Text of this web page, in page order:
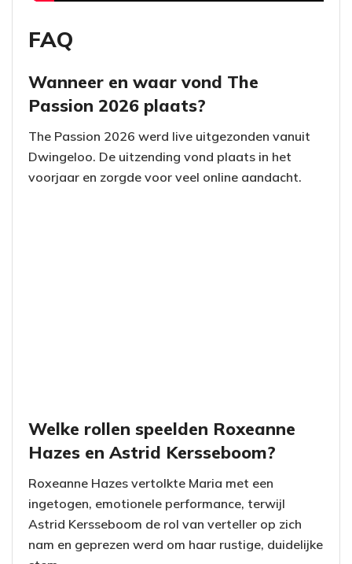
FAQ
Wanneer en waar vond The
Passion 2026 plaats?
The Passion 2026 werd live uitgezonden vanuit
Dwingeloo. De uitzending vond plaats in het
voorjaar en zorgde voor veel online aandacht.
Welke rollen speelden Roxeanne
Hazes en Astrid Kersseboom?
Roxeanne Hazes vertolkte Maria met een
ingetogen, emotionele performance, terwijl
Astrid Kersseboom de rol van verteller op zich
nam en geprezen werd om haar rustige, duidelijke